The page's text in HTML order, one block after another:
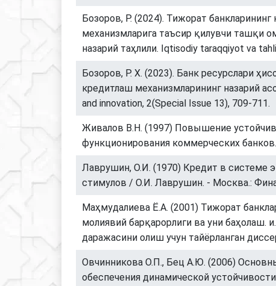
Бозоров, Р. (2024). Тижорат
механизмларига таъсир қилувчи ташқи
назарий таҳлили. Iqtisodiy taraqqiyot va
Бозоров, Р. Х. (2023). Банк ресурслари
кредитлаш механизмларининг назарий
and innovation, 2(Special Issue 13), 709-711.
Живалов В.Н. (1997) Повышение
функционирования коммерческих
Лаврушин, О.И. (1970) Кредит в системе
стимулов / О.И. Лаврушин. - Москва.:
Маҳмудалиева Ё.А. (2001) Тижорат
молиявий барқарорлиги ва уни баҳолаш.
даражасини олиш учун тайёрланган
Овчинникова О.П., Бец А.Ю. (2006)
обеспечения динамической